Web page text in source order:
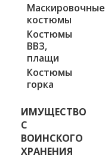
Маскировочные
костюмы
Костюмы
ВВЗ,
плащи
Костюмы
горка
ИМУЩЕСТВО
С
ВОИНСКОГО
ХРАНЕНИЯ